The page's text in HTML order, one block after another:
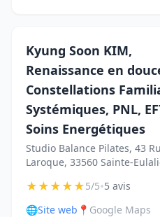
Kyung Soon KIM,
Renaissance en
Constellations
Systémiques, PNL,
Soins Energétiques
Studio Balance Pilates, 43
Laroque, 33560 Sainte-
★★★★★5/5•5 avis
🌐Site web 📍 Google Maps